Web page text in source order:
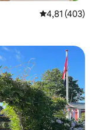
Gemiddelde
4,81 (403)